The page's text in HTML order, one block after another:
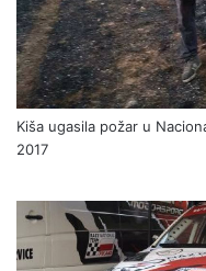
Kiša ugasila požar u
2017